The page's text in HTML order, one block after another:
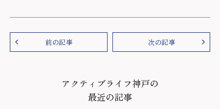
前の記事 次の記事
アクティブライフ神戸の
最近の記事